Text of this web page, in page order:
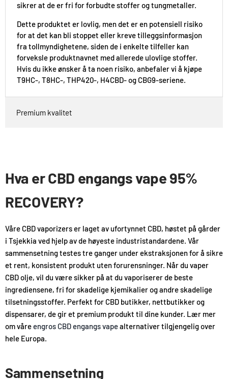
sikrer at de er fri for forbudte stoffer og tungmetaller.
Dette produktet er lovlig, men det er en potensiell risiko
for at det kan bli stoppet eller kreve tilleggsinformasjon
fra tollmyndighetene, siden de i enkelte tilfeller kan
forveksle produktnavnet med allerede ulovlige stoffer.
Hvis du ikke ønsker å ta noen risiko, anbefaler vi å kjøpe
T9HC-, T8HC-, THP420-, H4CBD- og CBG9-seriene.
Premium kvalitet
Hva er CBD engangs vape 95%
RECOVERY?
Våre CBD vaporizers er laget av ufortynnet CBD, høstet på gårder
i Tsjekkia ved hjelp av de høyeste industristandardene. Vår
sammensetning testes tre ganger under ekstraksjonen for å sikre
et rent, konsistent produkt uten forurensninger. Når du vaper
CBD olje, vil du være sikker på at du vaporiserer de beste
ingrediensene, fri for skadelige kjemikalier og andre skadelige
tilsetningsstoffer. Perfekt for CBD butikker, nettbutikker og
dispensarer, de gir et premium produkt til dine kunder. Lær mer
om våreengros CBD engangs vapealternativer tilgjengelig over
hele Europa.
Sammensetning